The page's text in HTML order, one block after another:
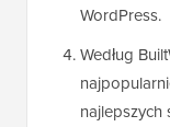
WordPress.
Według
najlepszych